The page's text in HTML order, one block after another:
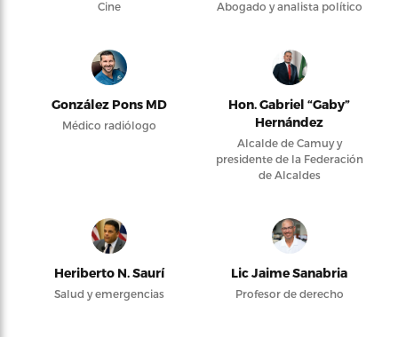
Cine Abogado y analista político
González Pons MD
Médico radiólogo
Hon. Gabriel “Gaby”
Hernández
Alcalde de Camuy y
presidente de la Federación
de Alcaldes
Heriberto N. Saurí
Salud y emergencias
Lic Jaime Sanabria
Profesor de derecho